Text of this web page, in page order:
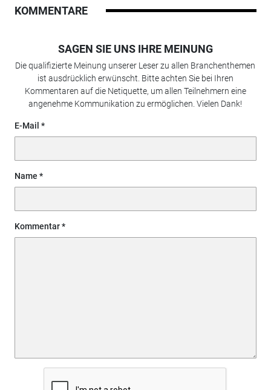
KOMMENTARE
SAGEN SIE UNS IHRE MEINUNG
Die qualifizierte Meinung unserer Leser zu allen Branchenthemen
ist ausdrücklich erwünscht. Bitte achten Sie bei Ihren
Kommentaren auf die Netiquette, um allen Teilnehmern eine
angenehme Kommunikation zu ermöglichen. Vielen Dank!
E-Mail
Name
Kommentar